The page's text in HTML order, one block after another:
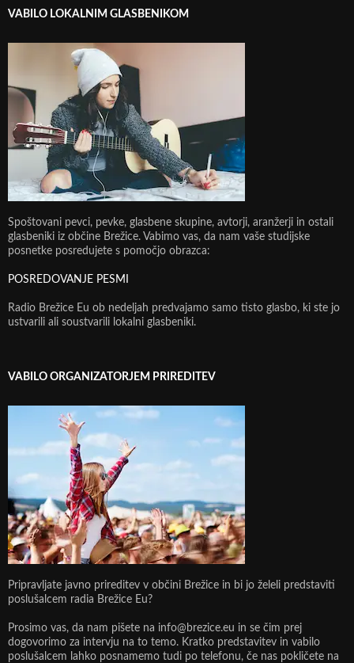
VABILO LOKALNIM GLASBENIKOM
Spoštovani pevci, pevke, glasbene skupine, avtorji, aranžerji in ostali
glasbeniki iz občine Brežice. Vabimo vas, da nam vaše studijske
posnetke posredujete s pomočjo obrazca:
POSREDOVANJE PESMI
Radio Brežice Eu ob nedeljah predvajamo samo tisto glasbo, ki ste jo
ustvarili ali soustvarili lokalni glasbeniki.
VABILO ORGANIZATORJEM PRIREDITEV
Pripravljate javno prireditev v občini Brežice in bi jo želeli predstaviti
poslušalcem radia Brežice Eu?
Prosimo vas, da nam pišete na info@brezice.eu in se čim prej
dogovorimo za intervju na to temo. Kratko predstavitev in vabilo
poslušalcem lahko posnamemo tudi po telefonu, če nas pokličete na